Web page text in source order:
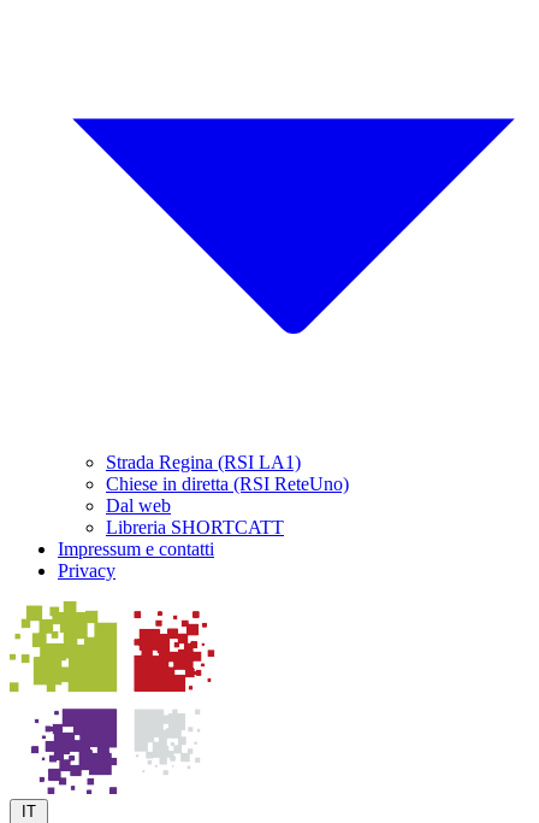
Strada Regina (RSI LA1)
Chiese in diretta (RSI ReteUno)
Dal web
Libreria SHORTCATT
Impressum e contatti
Privacy
IT